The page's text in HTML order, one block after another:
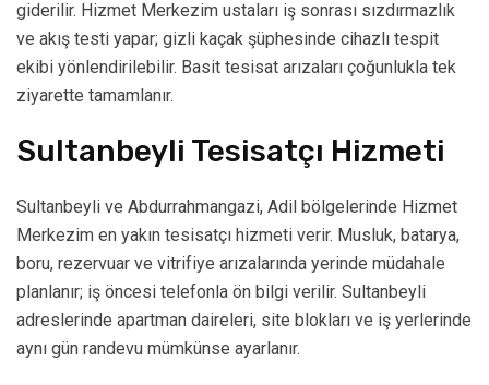
giderilir. Hizmet Merkezim ustaları iş sonrası sızdırmazlık
ve akış testi yapar; gizli kaçak şüphesinde cihazlı tespit
ekibi yönlendirilebilir. Basit tesisat arızaları çoğunlukla tek
ziyarette tamamlanır.
Sultanbeyli Tesisatçı Hizmeti
Sultanbeyli ve Abdurrahmangazi, Adil bölgelerinde Hizmet
Merkezim en yakın tesisatçı hizmeti verir. Musluk, batarya,
boru, rezervuar ve vitrifiye arızalarında yerinde müdahale
planlanır; iş öncesi telefonla ön bilgi verilir. Sultanbeyli
adreslerinde apartman daireleri, site blokları ve iş yerlerinde
aynı gün randevu mümkünse ayarlanır.